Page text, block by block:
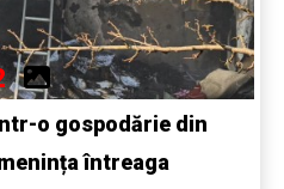
2
o gospodărie din
întreaga